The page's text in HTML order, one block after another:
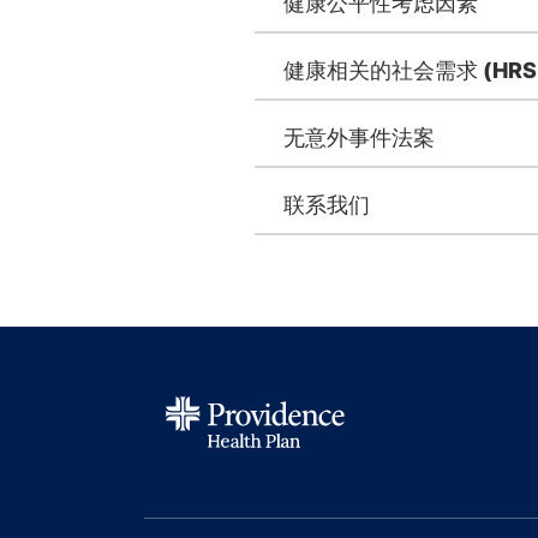
健康相关的社会需求
无意外事件法案
联系我们